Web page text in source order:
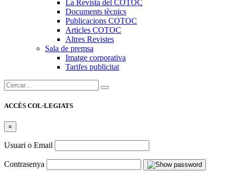
La Revista del COTOC
Documents tècnics
Publicacions COTOC
Articles COTOC
Altres Revistes
Sala de premsa
Imatge corporativa
Tarifes publicitat
Cercar:
ACCÉS COL·LEGIATS
×
Usuari o Email
Contrasenya